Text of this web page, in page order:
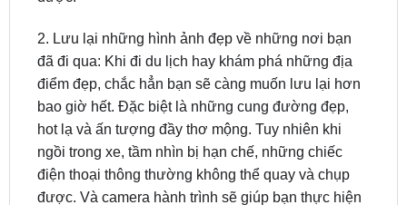
điểm đẹp, chắc hẳn bạn sẽ càng muốn lưu lại hơn
bao giờ hết. Đặc biệt là những cung đường đẹp,
hot lạ và ấn tượng đầy thơ mộng. Tuy nhiên khi
ngồi trong xe, tầm nhìn bị hạn chế, những chiếc
điện thoại thông thường không thể quay và chụp
được. Và camera hành trình sẽ giúp bạn thực hiện
điều này.